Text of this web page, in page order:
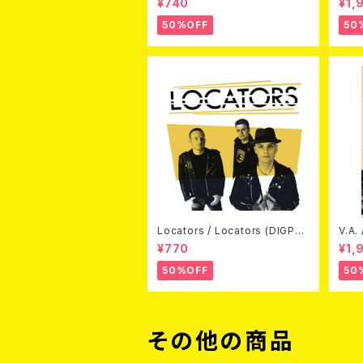
¥740
50%OFF
Locators / Locators (DIGPAC
K CD)
¥770
50%OFF
V.A.
その他の商品